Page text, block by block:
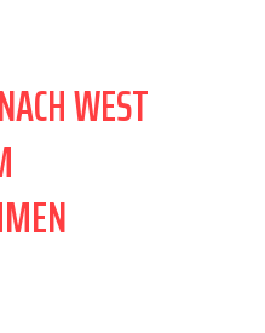
WEST